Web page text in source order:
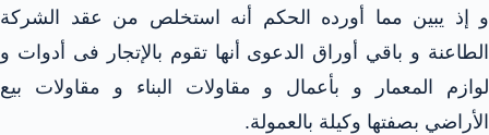
و إذ يبين مما أورده الحكم أنه استخلص من عقد الشركة
الطاعنة و باقي أوراق الدعوى أنها تقوم بالإتجار فى أدوات و
لوازم المعمار و بأعمال و مقاولات البناء و مقاولات بيع
الأراضي بصفتها وكيلة بالعمولة.